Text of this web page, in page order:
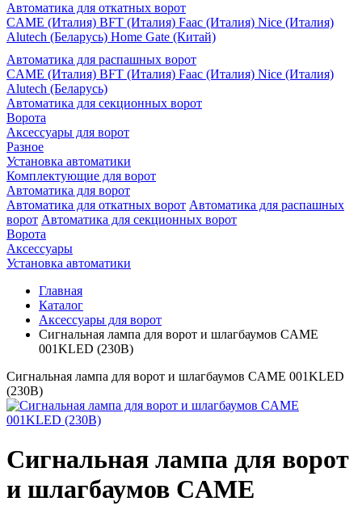
Автоматика для откатных ворот
CAME (Италия) BFT (Италия) Faac (Италия) Nice (Италия)
Alutech (Беларусь) Home Gate (Китай)
Автоматика для распашных ворот
CAME (Италия) BFT (Италия) Faac (Италия) Nice (Италия)
Alutech (Беларусь)
Автоматика для секционных ворот
Ворота
Аксессуары для ворот
Разное
Установка автоматики
Комплектующие для ворот
Автоматика для ворот
Автоматика для откатных ворот Автоматика для распашных
ворот Автоматика для секционных ворот
Ворота
Аксессуары
Установка автоматики
Главная
Каталог
Аксессуары для ворот
Сигнальная лампа для ворот и шлагбаумов CAME
001KLED (230В)
Сигнальная лампа для ворот и шлагбаумов CAME 001KLED
(230В)
Сигнальная лампа для ворот
и шлагбаумов CAME